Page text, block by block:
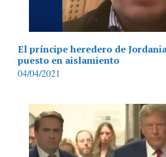
El príncipe heredero de
puesto en aislamiento
04/04/2021